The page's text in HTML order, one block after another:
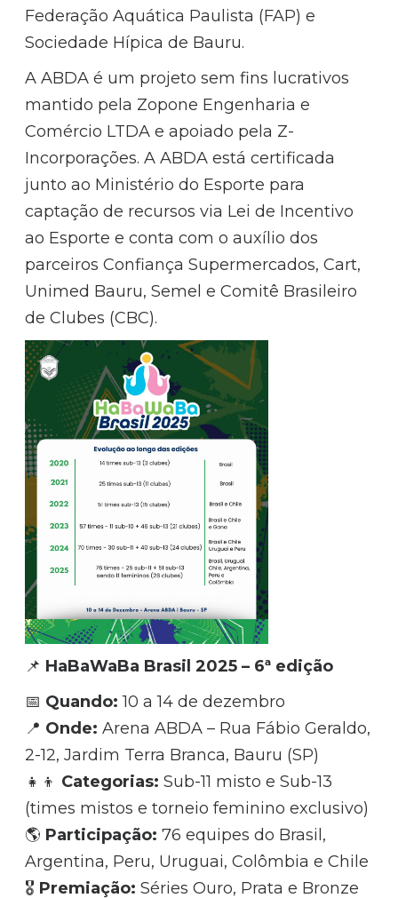
Federação Aquática Paulista (FAP) e
Sociedade Hípica de Bauru.
A ABDA é um projeto sem fins lucrativos
mantido pela Zopone Engenharia e
Comércio LTDA e apoiado pela Z-
Incorporações. A ABDA está certificada
junto ao Ministério do Esporte para
captação de recursos via Lei de Incentivo
ao Esporte e conta com o auxílio dos
parceiros Confiança Supermercados, Cart,
Unimed Bauru, Semel e Comitê Brasileiro
de Clubes (CBC).
📌 HaBaWaBa Brasil 2025 – 6ª edição
📅 Quando: 10 a 14 de dezembro
📍 Onde: Arena ABDA – Rua Fábio Geraldo,
2-12, Jardim Terra Branca, Bauru (SP)
👧👦 Categorias: Sub-11 misto e Sub-13
(times mistos e torneio feminino exclusivo)
🌎 Participação: 76 equipes do Brasil,
Argentina, Peru, Uruguai, Colômbia e Chile
🎖️ Premiação: Séries Ouro, Prata e Bronze